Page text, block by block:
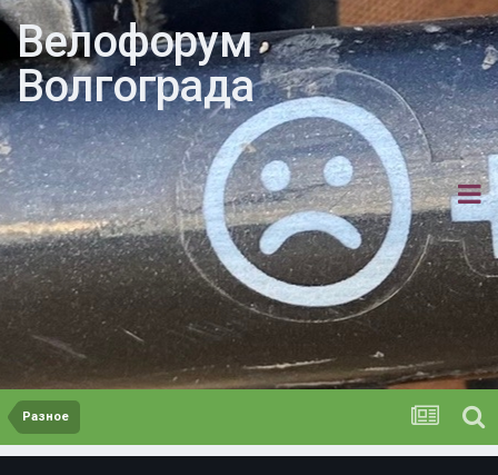
Велофорум
Волгограда
Разное